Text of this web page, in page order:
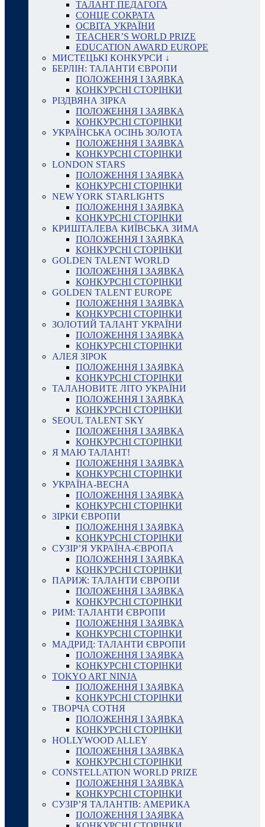
ТАЛАНТ ПЕДАГОГА
СОНЦЕ СОКРАТА
ОСВІТА УКРАЇНИ
TEACHER’S WORLD PRIZE
EDUCATION AWARD EUROPE
МИСТЕЦЬКІ КОНКУРСИ ↓
БЕРЛІН: ТАЛАНТИ ЄВРОПИ
ПОЛОЖЕННЯ І ЗАЯВКА
КОНКУРСНІ СТОРІНКИ
РІЗДВЯНА ЗІРКА
ПОЛОЖЕННЯ І ЗАЯВКА
КОНКУРСНІ СТОРІНКИ
УКРАЇНСЬКА ОСІНЬ ЗОЛОТА
ПОЛОЖЕННЯ І ЗАЯВКА
КОНКУРСНІ СТОРІНКИ
LONDON STARS
ПОЛОЖЕННЯ І ЗАЯВКА
КОНКУРСНІ СТОРІНКИ
NEW YORK STARLIGHTS
ПОЛОЖЕННЯ І ЗАЯВКА
КОНКУРСНІ СТОРІНКИ
КРИШТАЛЕВА КИЇВСЬКА ЗИМА
ПОЛОЖЕННЯ І ЗАЯВКА
КОНКУРСНІ СТОРІНКИ
GOLDEN TALENT WORLD
ПОЛОЖЕННЯ І ЗАЯВКА
КОНКУРСНІ СТОРІНКИ
GOLDEN TALENT EUROPE
ПОЛОЖЕННЯ І ЗАЯВКА
КОНКУРСНІ СТОРІНКИ
ЗОЛОТИЙ ТАЛАНТ УКРАЇНИ
ПОЛОЖЕННЯ І ЗАЯВКА
КОНКУРСНІ СТОРІНКИ
АЛЕЯ ЗІРОК
ПОЛОЖЕННЯ І ЗАЯВКА
КОНКУРСНІ СТОРІНКИ
ТАЛАНОВИТЕ ЛІТО УКРАЇНИ
ПОЛОЖЕННЯ І ЗАЯВКА
КОНКУРСНІ СТОРІНКИ
SEOUL TALENT SKY
ПОЛОЖЕННЯ І ЗАЯВКА
КОНКУРСНІ СТОРІНКИ
Я МАЮ ТАЛАНТ!
ПОЛОЖЕННЯ І ЗАЯВКА
КОНКУРСНІ СТОРІНКИ
УКРАЇНА-ВЕСНА
ПОЛОЖЕННЯ І ЗАЯВКА
КОНКУРСНІ СТОРІНКИ
ЗІРКИ ЄВРОПИ
ПОЛОЖЕННЯ І ЗАЯВКА
КОНКУРСНІ СТОРІНКИ
СУЗІР’Я УКРАЇНА-ЄВРОПА
ПОЛОЖЕННЯ І ЗАЯВКА
КОНКУРСНІ СТОРІНКИ
ПАРИЖ: ТАЛАНТИ ЄВРОПИ
ПОЛОЖЕННЯ І ЗАЯВКА
КОНКУРСНІ СТОРІНКИ
РИМ: ТАЛАНТИ ЄВРОПИ
ПОЛОЖЕННЯ І ЗАЯВКА
КОНКУРСНІ СТОРІНКИ
МАДРИД: ТАЛАНТИ ЄВРОПИ
ПОЛОЖЕННЯ І ЗАЯВКА
КОНКУРСНІ СТОРІНКИ
TOKYO ART NINJA
ПОЛОЖЕННЯ І ЗАЯВКА
КОНКУРСНІ СТОРІНКИ
ТВОРЧА СОТНЯ
ПОЛОЖЕННЯ І ЗАЯВКА
КОНКУРСНІ СТОРІНКИ
HOLLYWOOD ALLEY
ПОЛОЖЕННЯ І ЗАЯВКА
КОНКУРСНІ СТОРІНКИ
CONSTELLATION WORLD PRIZE
ПОЛОЖЕННЯ І ЗАЯВКА
КОНКУРСНІ СТОРІНКИ
СУЗІР’Я ТАЛАНТІВ: АМЕРИКА
ПОЛОЖЕННЯ І ЗАЯВКА